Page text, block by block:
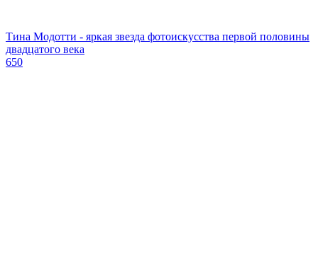
Тина Модотти - яркая звезда фотоискусства первой половины
двадцатого века
650